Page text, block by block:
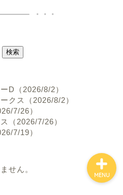
検索
D（2026/8/2）
クス（2026/8/2）
7/26）
（2026/7/26）
7/19）
せん。
MENU
プロフィール